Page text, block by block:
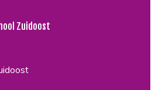
Zuidoost